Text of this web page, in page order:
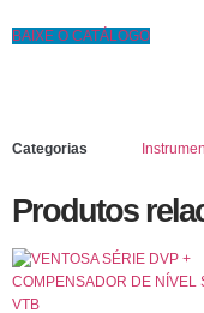
BAIXE O CATÁLOGO
Categorias
Produtos